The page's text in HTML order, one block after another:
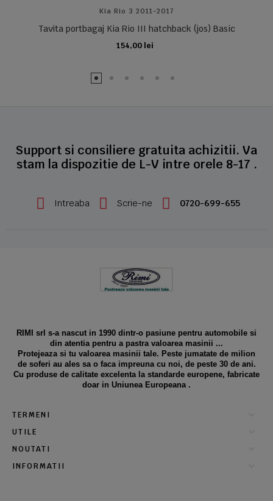
Kia Rio 3 2011-2017
Tavita portbagaj Kia Rio III hatchback (jos) Basic
154,00 lei
ADAUGA IN COS
Support si consiliere gratuita achizitii. Va
stam la dispozitie de L-V intre orele 8-17 .
Intreaba Scrie-ne 0720-699-655
RIMI srl s-a nascut in 1990 dintr-o pasiune pentru automobile si
din atentia pentru a pastra valoarea masinii ...
Protejeaza si tu valoarea masinii tale. Peste jumatate de milion
de soferi au ales sa o faca impreuna cu noi, de peste 30 de ani.
Cu produse de calitate excelenta la standarde europene, fabricate
doar in Uniunea Europeana .
TERMENI
UTILE
NOUTATI
INFORMATII